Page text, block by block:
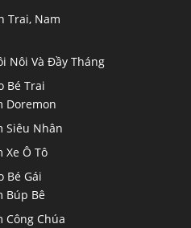
Trai, Nam
Nôi Và Đầy Tháng
Bé Trai
Doremon
Siêu Nhân
Xe Ô Tô
Bé Gái
Búp Bê
Công Chúa